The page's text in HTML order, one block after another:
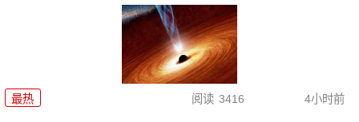
最热 阅读 3416 4小时前